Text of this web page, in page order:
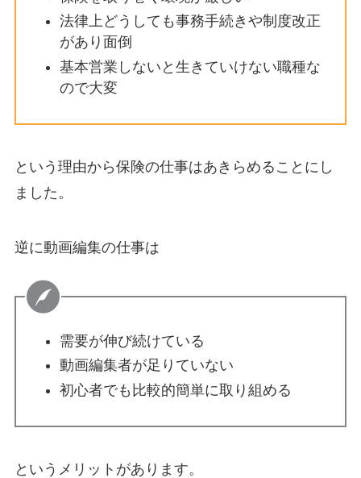
法律上どうしても事務手続きや制度改正
があり面倒
基本営業しないと生きていけない職種な
ので大変
という理由から保険の仕事はあきらめる ことにし
ました。
逆に動画編集の仕事は
需要が伸び続けている
動画編集者が足りていない
初心者でも比較的簡単に取り組める
というメリットがあります。